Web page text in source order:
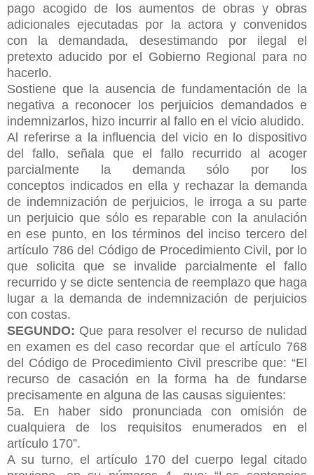
pago acogido de los aumentos de obras y obras
adicionales ejecutadas por la actora y convenidos
con la demandada, desestimando por ilegal el
pretexto aducido por el Gobierno Regional para no
hacerlo.
Sostiene que la ausencia de fundamentación de la
negativa a reconocer los perjuicios demandados e
indemnizarlos, hizo incurrir al fallo en el vicio aludido.
Al referirse a la influencia del vicio en lo dispositivo
del fallo, señala que el fallo recurrido al acoger
parcialmente la demanda sólo por los
conceptos indicados en ella y rechazar la demanda
de indemnización de perjuicios, le irroga a su parte
un perjuicio que sólo es reparable con la anulación
en ese punto, en los términos del inciso tercero del
artículo 786 del Código de Procedimiento Civil, por lo
que solicita que se invalide parcialmente el fallo
recurrido y se dicte sentencia de reemplazo que haga
lugar a la demanda de indemnización de perjuicios
con costas.
SEGUNDO: Que para resolver el recurso de nulidad
en examen es del caso recordar que el artículo 768
del Código de Procedimiento Civil prescribe que: “El
recurso de casación en la forma ha de fundarse
precisamente en alguna de las causas siguientes:
5a. En haber sido pronunciada con omisión de
cualquiera de los requisitos enumerados en el
artículo 170”.
A su turno, el artículo 170 del cuerpo legal citado